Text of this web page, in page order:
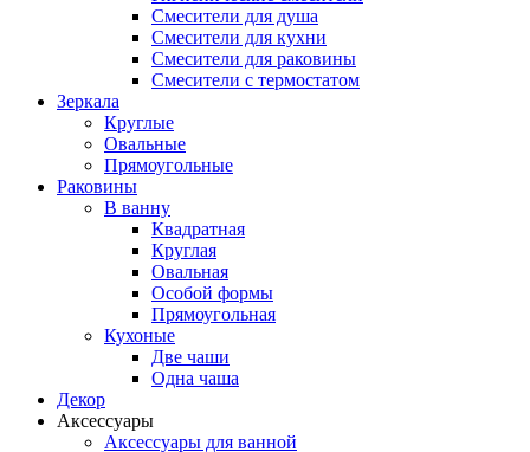
Смесители для душа
Смесители для кухни
Смесители для раковины
Смесители с термостатом
Зеркала
Круглые
Овальные
Прямоугольные
Раковины
В ванну
Квадратная
Круглая
Овальная
Особой формы
Прямоугольная
Кухоные
Две чаши
Одна чаша
Декор
Аксессуары
Аксессуары для ванной